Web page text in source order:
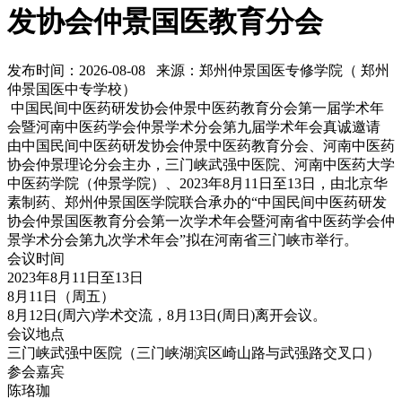
发协会仲景国医教育分会
发布时间：2026-08-08 来源：郑州仲景国医专修学院（ 郑州
仲景国医中专学校）
中国民间中医药研发协会仲景中医药教育分会第一届学术年
会暨河南中医药学会仲景学术分会第九届学术年会真诚邀请
由中国民间中医药研发协会仲景中医药教育分会、河南中医药
协会仲景理论分会主办，三门峡武强中医院、河南中医药大学
中医药学院（仲景学院）、2023年8月11日至13日，由北京华
素制药、郑州仲景国医学院联合承办的“中国民间中医药研发
协会仲景国医教育分会第一次学术年会暨河南省中医药学会仲
景学术分会第九次学术年会”拟在河南省三门峡市举行。
会议时间
2023年8月11日至13日
8月11日（周五）
8月12日(周六)学术交流，8月13日(周日)离开会议。
会议地点
三门峡武强中医院（三门峡湖滨区崎山路与武强路交叉口）
参会嘉宾
陈珞珈